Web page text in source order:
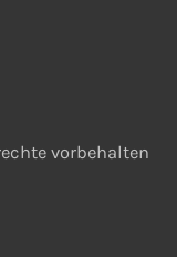
vorbehalten